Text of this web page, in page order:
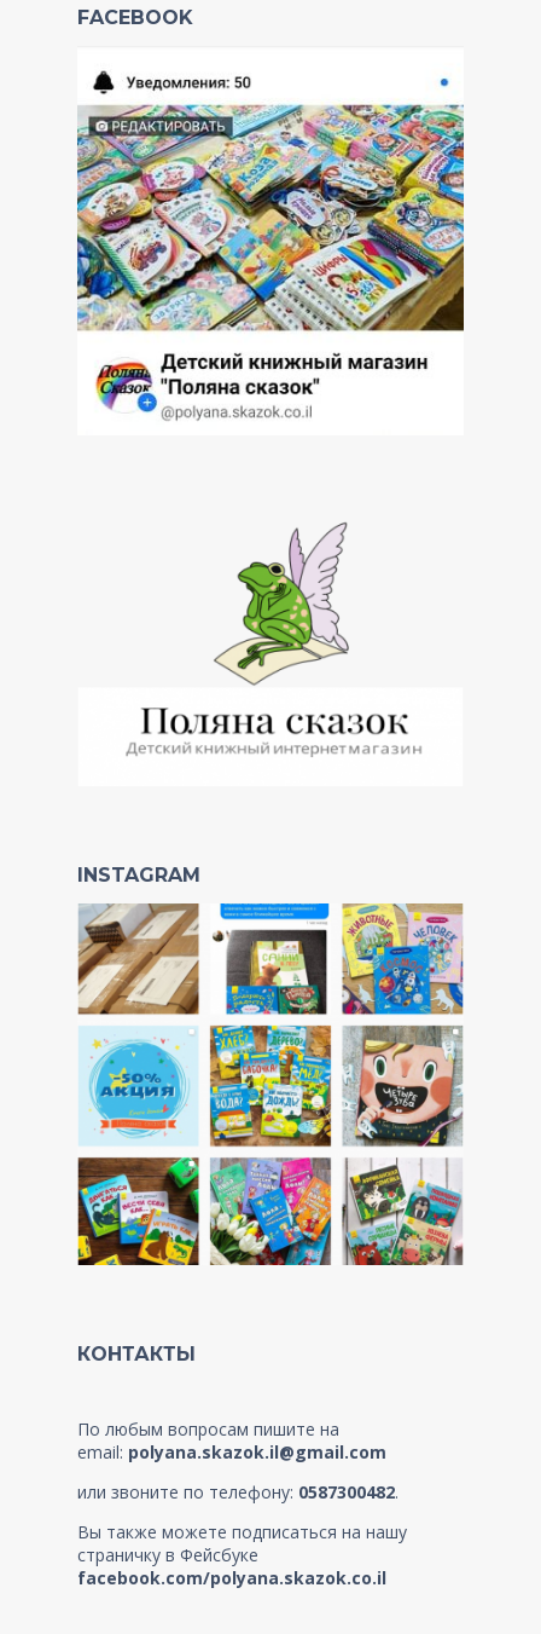
FACEBOOK
INSTAGRAM
КОНТАКТЫ
По любым вопросам пишите на
email: polyana.skazok.il@gmail.com
или звоните по телефону: 0587300482.
Вы также можете подписаться на нашу
страничку в Фейсбуке
facebook.com/polyana.skazok.co.il